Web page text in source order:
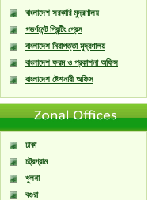
বাংলাদেশ সরকারি মুদ্রণালয়
গভর্ণমেন্ট প্রিন্টিং প্রেস
বাংলাদেশ নিরাপত্তা মুদ্রণালয়
বাংলাদেশ ফরম ও প্রকাশনা অফিস
বাংলাদেশ ষ্টেশনারী অফিস
ঢাকা
চট্রগ্রাম
খুলনা
বগুরা